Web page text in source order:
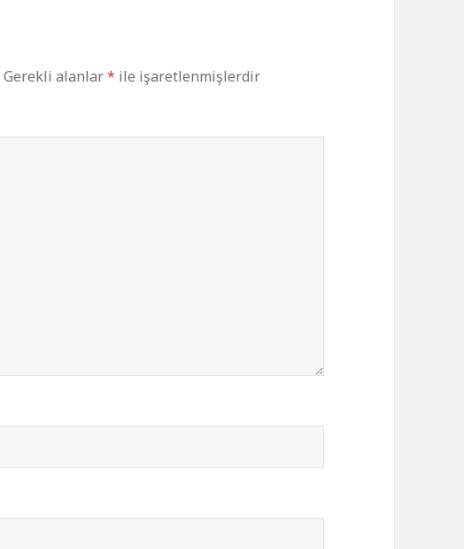
Gerekli alanlar* ile işaretlenmişlerdir